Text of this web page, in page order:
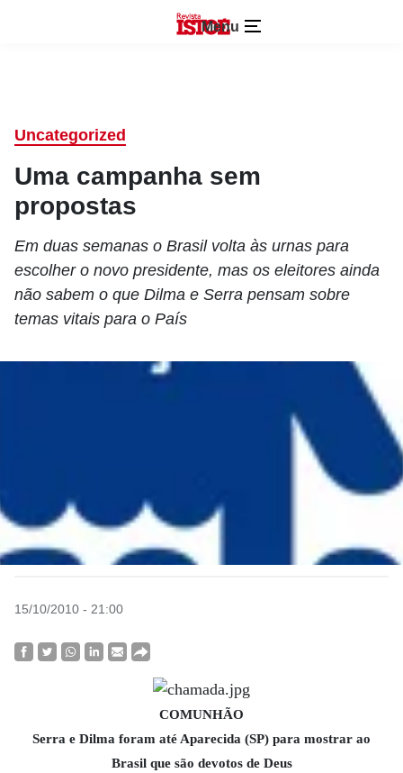
Menu
Uncategorized
Uma campanha sem
propostas
Em duas semanas o Brasil volta às urnas para
escolher o novo presidente, mas os eleitores ainda
não sabem o que Dilma e Serra pensam sobre
temas vitais para o País
15/10/2010 - 21:00
COMUNHÃO
Serra e Dilma foram até Aparecida (SP) para mostrar ao
Brasil que são devotos de Deus